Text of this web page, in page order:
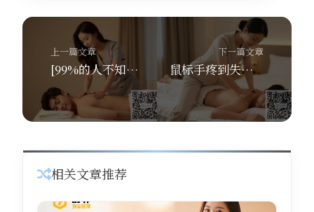
上一篇文章
[99%的人不知道：腰肌劳损按摩方向错了！舒养到家按摩教你正确竖脊肌推拿]
下一篇文章
鼠标手疼到失眠？舒养到家按摩上门点按腕管，30分钟救命
相关文章推荐